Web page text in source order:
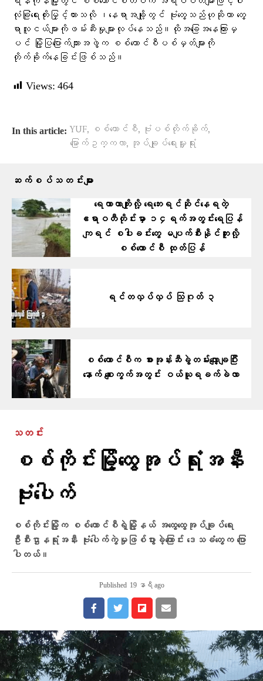
လုံခြုံ​ရေးတိုးမြှင့်ထားသလို ၊​နေရာအချို့တွင် ဗုံး​တွေ့သည်ဟုဆိုကာ ​တွေ့
ရာလူငယ်များကိုဖမ်းဆီးမှုများလုပ်​နေသည်။ထိုအ​ခြေအ​နေကြားမှ
ပင် မြို့ပြ​ပြောက်ကျားအဖွဲ့က စစ်​ကောင်စီ​ပစ်မှတ်များကို
တိုက်ခိုက်​နေခြင်းဖြစ်သည်။
Views: 464
In this article: YUF, စစ်ကောင်စီ, ဗုံးပစ်တိုက်ခိုက်,
မြောက်ဥက္ကလာ, အုပ်ချုပ်ရေးမှူးရုံး
ဆက်စပ်သတင်းများ
ရေကာတာကျိုးလို့ ရေဘေးရင်ဆိုင်နေရတဲ့
ဧရာဝတီတိုင်းမှာ ၁၄ရက်အတွင်းရေပြန်
ကျရင် စပါးခင်းတွေ မပျက်စီးနိုင်ဘူးလို့
စစ်ကောင်စီ ထုတ်ပြန်
ရင်တလှပ်လှပ် သြဂုတ် ၃
စစ်ကောင်စီက စားအုန်းဆီခွဲတမ်းလျှော့ချပြီး
နောက် စျေးကွက်အတွင်း ဝယ်ယူရခက်ခဲလာ
သတင်း
စစ်ကိုင်းမြို့ထွေအုပ်ရုံးအနီး
ဗုံးပေါက်
စစ်ကိုင်းမြို့က စစ်ကောင်စီရဲ့မြို့နယ် အထွေထွေအုပ်ချုပ်ရေး
ဦးစီးဌာနရုံးအနီး ဗုံးပေါက်ကွဲမှုဖြစ်ပွားခဲ့ကြောင်း ဒေသခံတွေက ပြော
ပါတယ်။
Published 19 နာရီ ago